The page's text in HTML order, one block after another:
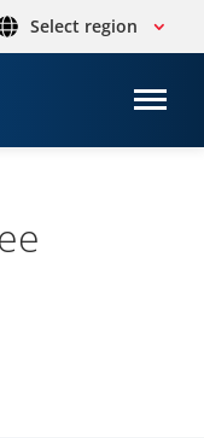
Select region